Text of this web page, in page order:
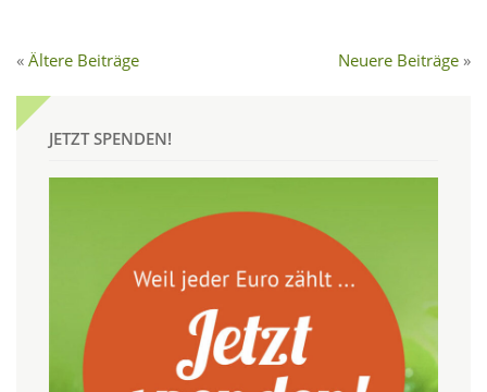
Ältere Beiträge Neuere Beiträge
JETZT SPENDEN!